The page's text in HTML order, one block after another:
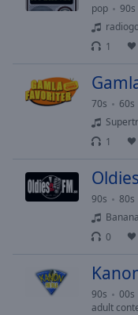
subtitles
off,
selected
in-
Picture
modal
window.
pop 90s
1
70s
60s
1
90s 80s
0
90s 00s
adult